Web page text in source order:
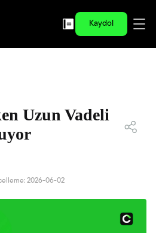
Kaydol
Uzun Vadeli
2026-06-02